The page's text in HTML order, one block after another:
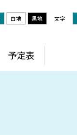
白地 黒地 文字
予定表